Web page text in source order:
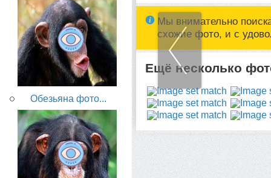
Обезьяна фото...
Мы внимательно
схожие фото, и с
Ещё несколько